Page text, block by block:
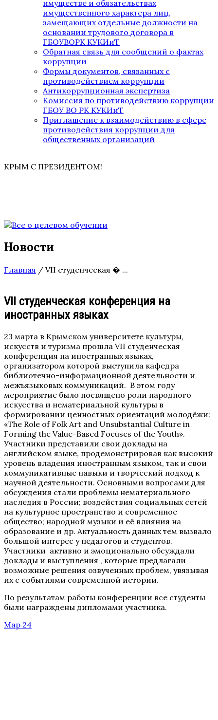
имуществе и обязательствах
имущественного характера лиц,
замещающих отдельные должности на
основании трудового договора в
ГБОУВОРК КУКИиТ
Обратная связь для сообщений о фактах
коррупции
Формы документов, связанных с
противодействием коррупции
Антикоррупционная экспертиза
Комиссия по противодействию коррупции
ГБОУ ВО РК КУКИиТ
Приглашение к взаимодействию в сфере
противодействия коррупции для
общественных организаций
КРЫМ С ПРЕЗИДЕНТОМ!
Новости
Главная / VII студенческая � ...
VII студенческая конференция на
иностранных языках
23 марта в Крымском университете культуры,
искусств и туризма прошла VII студенческая
конференция на иностранных языках,
организатором которой выступила кафедра
библиотечно-информационной деятельности и
межъязыковых коммуникаций. В этом году
мероприятие было посвящено роли народного
искусства и нематериальной культуры в
формировании ценностных ориентаций молодёжи:
«The Role of Folk Art and Unsubstantial Culture in
Forming the Value-Based Focuses of the Youth».
Участники представили свои доклады на
английском языке, продемонстрировав как высокий
уровень владения иностранным языком, так и свои
коммуникативные навыки и творческий подход к
научной деятельности. Основными вопросами для
обсуждения стали проблемы нематериального
наследия в России; воздействия социальных сетей
на культурное пространство и современное
общество; народной музыки и её влияния на
образование и др. Актуальность данных тем вызвало
большой интерес у педагогов и студентов.
Участники активно и эмоционально обсуждали
доклады и выступления , которые предлагали
возможные решения озвученных проблем, увязывая
их с событиями современной истории.
По результатам работы конференции все студенты
были награждены дипломами участника.
Мар 24